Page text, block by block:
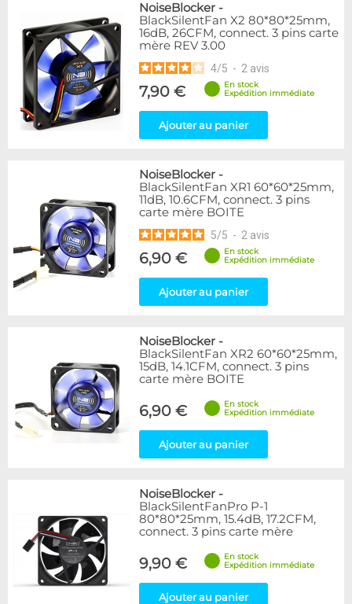
NoiseBlocker -
BlackSilentFan X2 80*80*25mm,
16dB, 26CFM, connect. 3 pins carte
mère REV 3.00
4/5 - 2 avis
7,90 €
En stock
Expédition immédiate
Ajouter au panier
NoiseBlocker -
BlackSilentFan XR1 60*60*25mm,
11dB, 10.6CFM, connect. 3 pins
carte mère BOITE
5/5 - 2 avis
6,90 €
En stock
Expédition immédiate
Ajouter au panier
NoiseBlocker -
BlackSilentFan XR2 60*60*25mm,
15dB, 14.1CFM, connect. 3 pins
carte mère BOITE
6,90 €
En stock
Expédition immédiate
Ajouter au panier
NoiseBlocker -
BlackSilentFanPro P-1
80*80*25mm, 15.4dB, 17.2CFM,
connect. 3 pins carte mère
9,90 €
En stock
Expédition immédiate
Ajouter au panier